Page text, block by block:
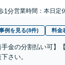
1分営業時間：本日定
例を見る(8件) 料金
手金の分割払い可
さい。